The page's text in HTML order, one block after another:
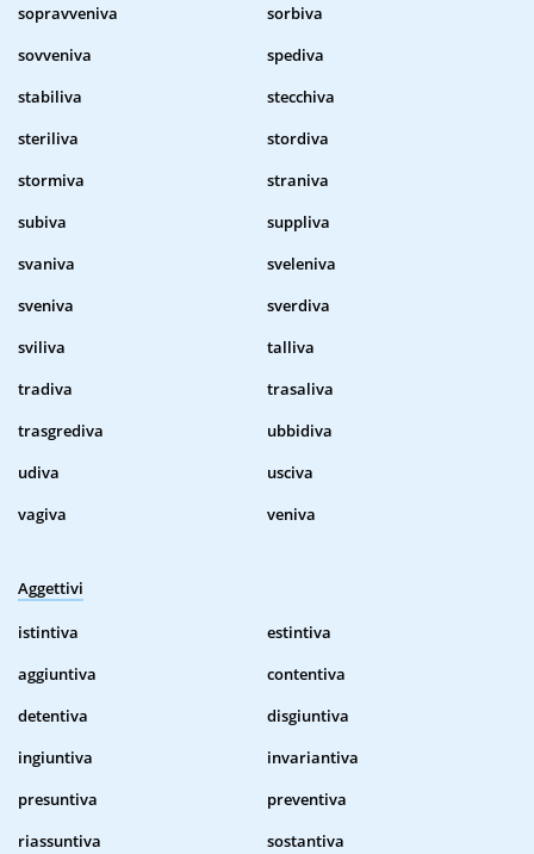
sopravveniva
sorbiva
sovveniva
spediva
stabiliva
stecchiva
steriliva
stordiva
stormiva
straniva
subiva
suppliva
svaniva
sveleniva
sveniva
sverdiva
sviliva
talliva
tradiva
trasaliva
trasgrediva
ubbidiva
udiva
usciva
vagiva
veniva
Aggettivi
istintiva
estintiva
aggiuntiva
contentiva
detentiva
disgiuntiva
ingiuntiva
invariantiva
presuntiva
preventiva
riassuntiva
sostantiva